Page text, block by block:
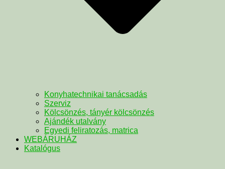
Konyhatechnikai tanácsadás
Szerviz
Kölcsönzés, tányér kölcsönzés
Ajándék utalvány
Egyedi feliratozás, matrica
WEBÁRUHÁZ
Katalógus